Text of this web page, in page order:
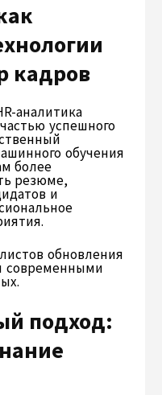
кадров
аналитика
успешного
обучения
более
резюме,
и
обновления
современными
подход: